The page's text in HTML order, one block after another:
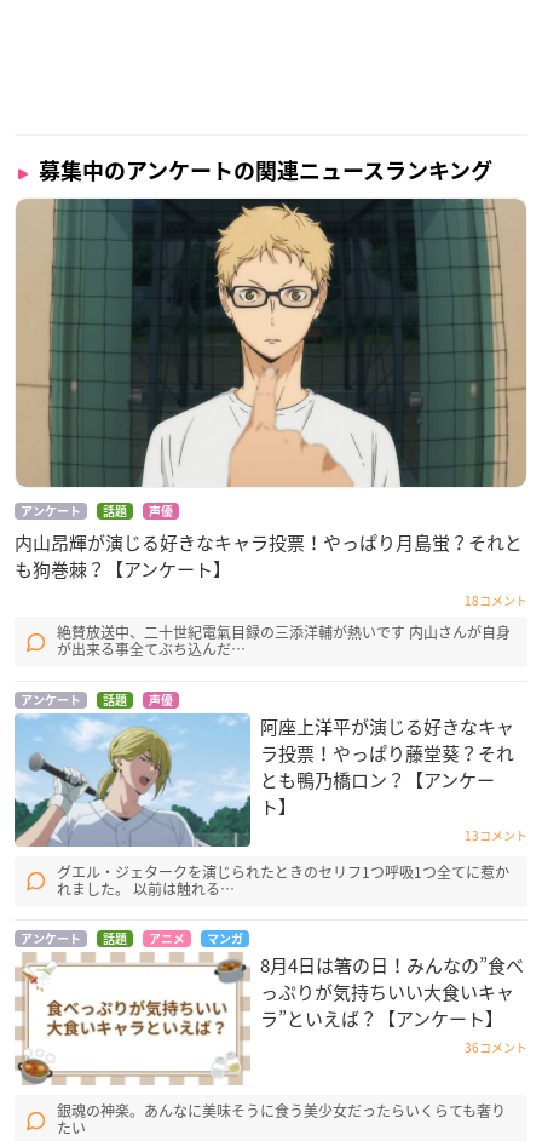
募集中のアンケートの関連ニュースランキング
アンケート 話題 声優
内山昂輝が演じる好きなキャラ投票！やっぱり月島蛍？それと
も狗巻棘？【アンケート】
18コメント
絶賛放送中、二十世紀電氣目録の三添洋輔が熱いです 内山さんが自身
が出来る事全てぶち込んだ…
アンケート 話題 声優
阿座上洋平が演じる好きなキャ
ラ投票！やっぱり藤堂葵？それ
とも鴨乃橋ロン？【アンケー
ト】
13コメント
グエル・ジェタークを演じられたときのセリフ1つ呼吸1つ全てに惹か
れました。 以前は触れる…
アンケート 話題 アニメ マンガ
8月4日は箸の日！みんなの”食べ
っぷりが気持ちいい大食いキャ
ラ”といえば？【アンケート】
36コメント
銀魂の神楽。あんなに美味そうに食う美少女だったらいくらても奢り
たい